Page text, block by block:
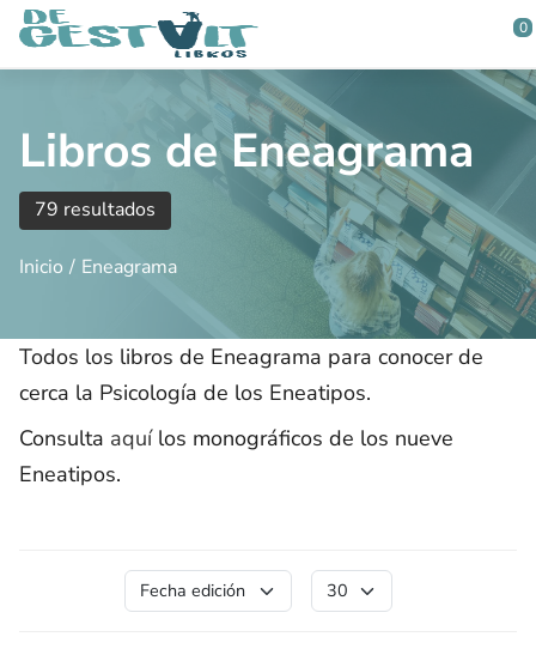
Saltar al contenido principal
0
Libros de Eneagrama
79 resultados
Inicio Eneagrama
Todos los libros de Eneagrama para conocer de
cerca la Psicología de los Eneatipos.
Consulta aquí los monográficos de los nueve
Eneatipos.